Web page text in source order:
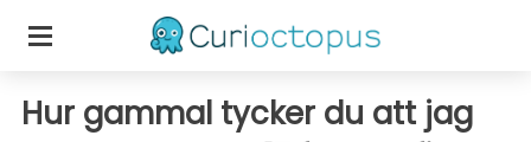
Hur gammal tycker du att jag